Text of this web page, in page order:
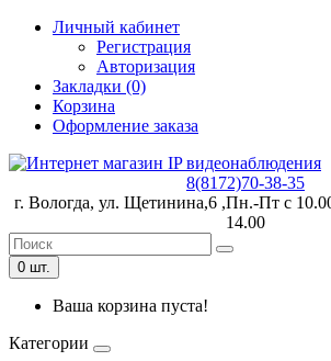
Личный кабинет
Регистрация
Авторизация
Закладки (0)
Корзина
Оформление заказа
8(8172)70-38-35
г. Вологда, ул. Щетинина,6 ,Пн.-Пт с
14.00
0 шт.
Ваша корзина пуста!
Категории